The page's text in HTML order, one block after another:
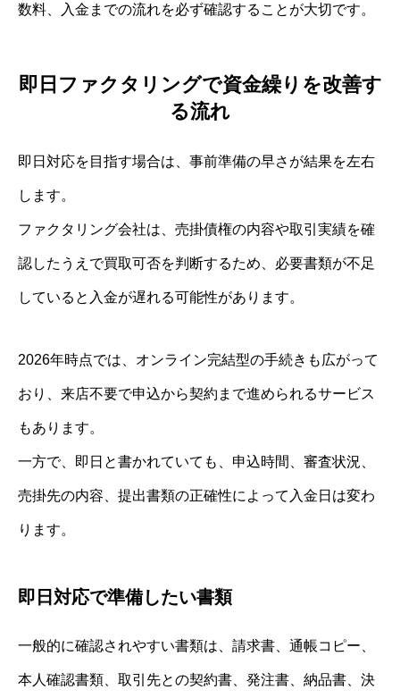
数料、入金までの流れを必ず確認することが大切です。
即日ファクタリングで資金繰りを改善す
る流れ
即日対応を目指す場合は、事前準備の早さが結果を左右
します。
ファクタリング会社は、売掛債権の内容や取引実績を確
認したうえで買取可否を判断するため、必要書類が不足
していると入金が遅れる可能性があります。
2026年時点では、オンライン完結型の手続きも広がって
おり、来店不要で申込から契約まで進められるサービス
もあります。
一方で、即日と書かれていても、申込時間、審査状況、
売掛先の内容、提出書類の正確性によって入金日は変わ
ります。
即日対応で準備したい書類
一般的に確認されやすい書類は、請求書、通帳コピー、
本人確認書類、取引先との契約書、発注書、納品書、決